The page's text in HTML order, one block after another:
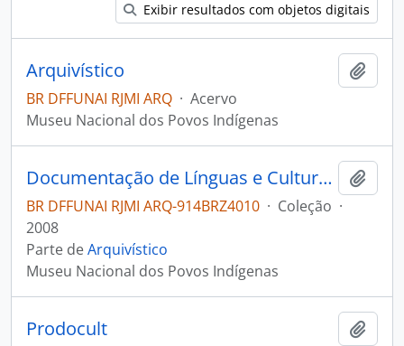
Exibir resultados com objetos digitais
Arquivístico
BR DFFUNAI RJMI ARQ · Acervo
Museu Nacional dos Povos Indígenas
Documentação de Línguas e Culturas Indígenas Brasileiras
BR DFFUNAI RJMI ARQ-914BRZ4010 · Coleção ·
2008
Parte deArquivístico
Museu Nacional dos Povos Indígenas
Prodocult